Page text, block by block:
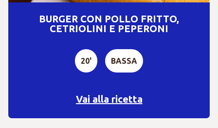
BURGER CON POLLO FRITTO,
CETRIOLINI E PEPERONI
20' BASSA
Vai alla ricetta